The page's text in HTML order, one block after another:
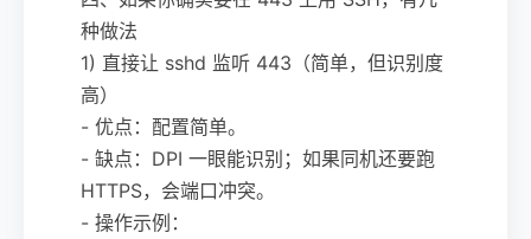
种做法
1) 直接让 sshd 监听 443（简单，但识别度
高）
- 优点：配置简单。
- 缺点：DPI 一眼能识别；如果同机还要跑
HTTPS，会端口冲突。
- 操作示例：